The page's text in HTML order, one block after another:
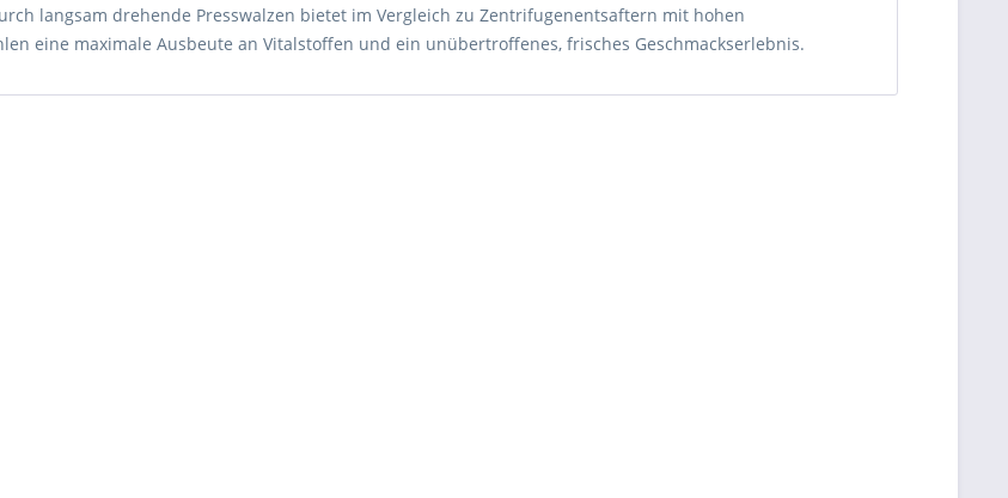
langsam drehende Presswalzen bietet im Vergleich zu Zentrifugenentsaftern mit hohen
eine maximale Ausbeute an Vitalstoffen und ein unübertroffenes, frisches Geschmackserlebnis.